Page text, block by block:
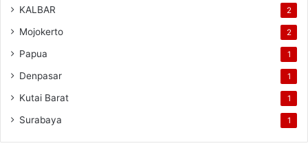
KALBAR 2
Mojokerto 2
Papua 1
Denpasar 1
Kutai Barat 1
Surabaya 1